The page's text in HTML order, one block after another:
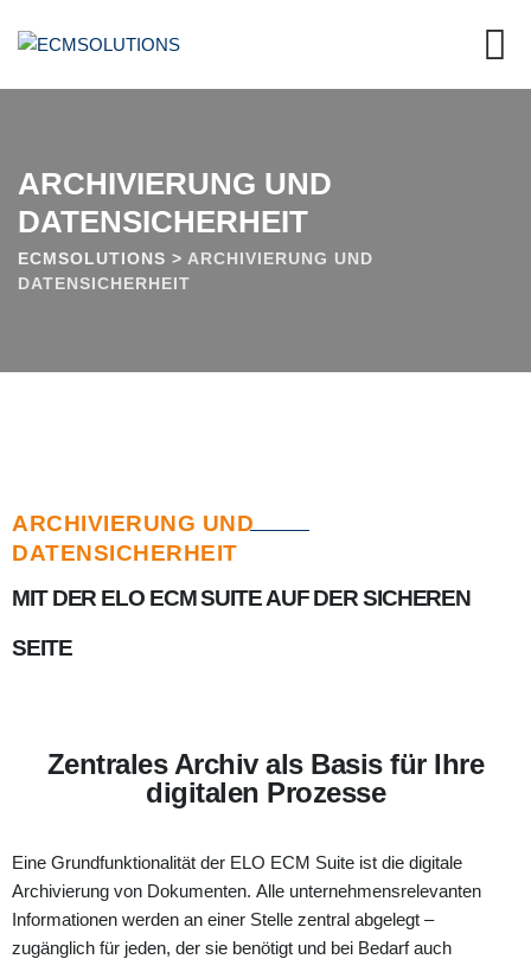
ARCHIVIERUNG UND
DATENSICHERHEIT
ECMSOLUTIONS > ARCHIVIERUNG UND
DATENSICHERHEIT
ARCHIVIERUNG UND
DATENSICHERHEIT
MIT DER ELO ECM SUITE AUF DER SICHEREN
SEITE
Zentrales Archiv als Basis für Ihre
digitalen Prozesse
Eine Grundfunktionalität der ELO ECM Suite ist die digitale
Archivierung von Dokumenten. Alle unternehmensrelevanten
Informationen werden an einer Stelle zentral abgelegt –
zugänglich für jeden, der sie benötigt und bei Bedarf auch